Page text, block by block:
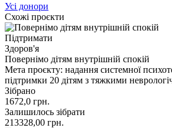
Усі донори
Схожі проєкти
Підтримати
Здоров'я
Повернімо дітям внутрішній спокій
Мета проєкту: надання системної
підтримки 20 дітям з тяжкими
Зібрано
1672,0 грн.
Залишилось зібрати
213328,00 грн.